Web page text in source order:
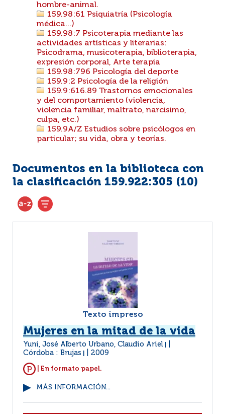
hombre-animal.
159.98:61 Psiquiatría (Psicología
médica...)
159.98:7 Psicoterapia mediante las
actividades artísticas y literarias:
Psicodrama, musicoterapia, biblioterapia,
expresión corporal, Arte terapia
159.98:796 Psicología del deporte
159.9:2 Psicología de la religión
159.9:616.89 Trastornos emocionales
y del comportamiento (violencia,
violencia familiar, maltrato, narcisimo,
culpa, etc.)
159.9A/Z Estudios sobre psicólogos en
particular; su vida, obra y teorías.
Documentos en la biblioteca con
la clasificación 159.922:305 (10)
Texto impreso
Mujeres en la mitad de la vida
Yuni, José Alberto Urbano, Claudio Ariel
Córdoba : Brujas 2009
| En formato papel.
MÁS INFORMACIÓN...